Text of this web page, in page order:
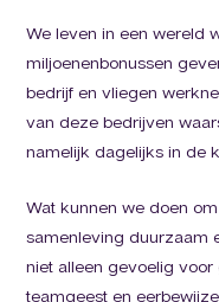
We leven in een wereld
miljoenenbonussen
bedrijf en vliegen
van deze bedrijven
namelijk dagelijks in de
Wat kunnen we doen
samenleving duurzaam
niet alleen gevoelig
teamgeest en